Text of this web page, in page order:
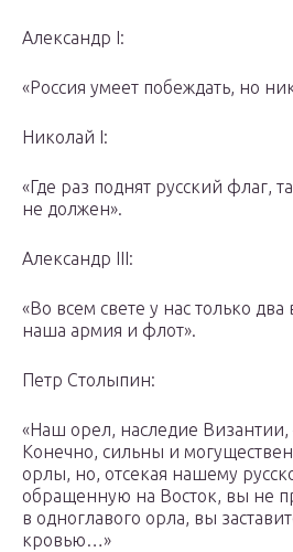
Александр I:
«Россия умеет побеждать, но
Николай I:
«Где раз поднят русский флаг,
не должен».
Александр III:
«Во всем свете у нас только
наша армия и флот».
Петр Столыпин:
«Наш орел, наследие
Конечно, сильны и
орлы, но, отсекая нашему
обращенную на Восток, вы не
в одноглавого орла, вы
кровью…»